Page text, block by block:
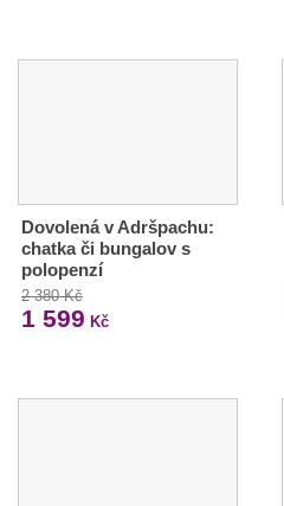
Dovolená v Adršpachu:
chatka či bungalov s
polopenzí
2 380 Kč
1 599 Kč